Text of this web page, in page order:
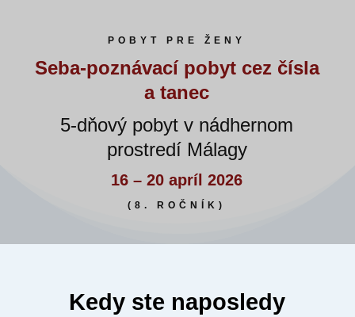
POBYT PRE ŽENY
Seba-poznávací pobyt cez čísla
a tanec
5-dňový pobyt v nádhernom
prostredí Málagy
16 – 20 apríl 2026
(8. ROČNÍK)
Kedy ste naposledy